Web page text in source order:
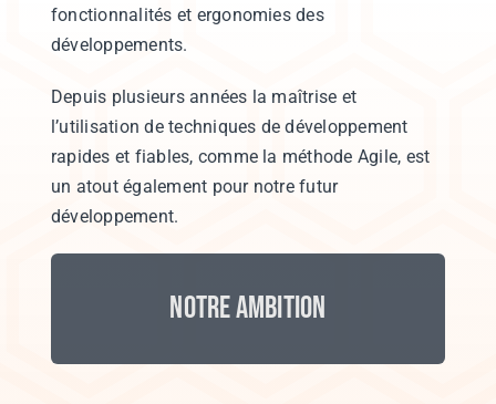
fonctionnalités et ergonomies des
développements.
Depuis plusieurs années la maîtrise et
l’utilisation de techniques de développement
rapides et fiables, comme la méthode Agile, est
un atout également pour notre futur
développement.
Notre ambition
besoins des établissements de santé